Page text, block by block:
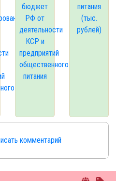
бюджет
РФ от
деятельности
КСР и
предприятий
общественного
питания
питания
(тыс.
рублей)
комментарий